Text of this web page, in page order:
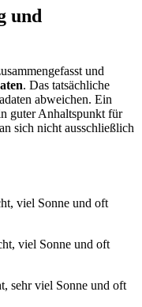
und
und
. Das tatsächliche
abweichen. Ein
guter Anhaltspunkt für
sich nicht ausschließlich
viel Sonne und oft
viel Sonne und oft
sehr viel Sonne und oft